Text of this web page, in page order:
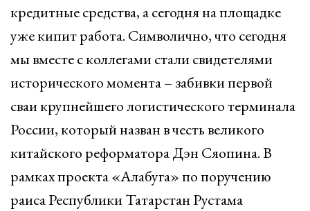
кредитные средства, а сегодня на площадке
уже кипит работа. Символично, что сегодня
мы вместе с коллегами стали свидетелями
исторического момента – забивки первой
сваи крупнейшего логистического терминала
России, который назван в честь великого
китайского реформатора Дэн Сяопина. В
рамках проекта «Алабуга» по поручению
раиса Республики Татарстан Рустама